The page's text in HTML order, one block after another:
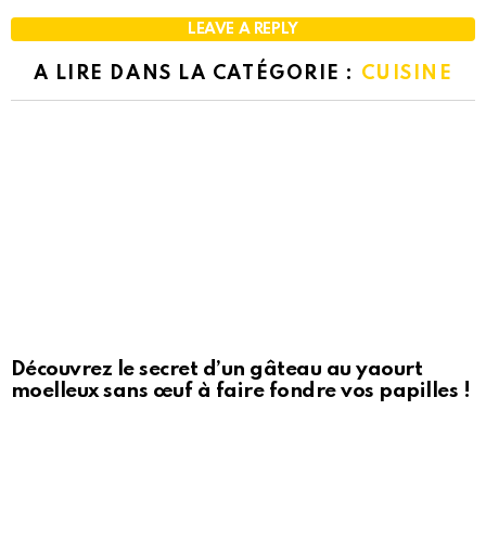
LEAVE A REPLY
A LIRE DANS LA CATÉGORIE : CUISINE
Découvrez le secret d’un gâteau au yaourt
moelleux sans œuf à faire fondre vos papilles !